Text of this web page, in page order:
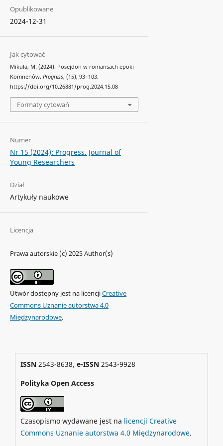
Opublikowane
2024-12-31
Jak cytować
Mikuła, M. (2024). Posejdon w romansach epoki
Komnenów. Progress, (15), 93–103.
https://doi.org/10.26881/prog.2024.15.08
Formaty cytowań
Numer
Nr 15 (2024): Progress. Journal of
Young Researchers
Dział
Artykuły naukowe
Licencja
Prawa autorskie (c) 2025 Author(s)
Utwór dostępny jest na licencjiCreative
Commons Uznanie autorstwa 4.0
Międzynarodowe.
ISSN2543-8638, e-ISSN 2543-9928
Polityka Open Access
Czasopismo wydawane jest na licencji Creative
Commons Uznanie autorstwa 4.0 Międzynarodowe.